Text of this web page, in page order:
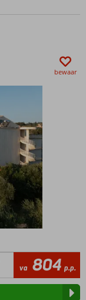
bewaar
va 804 p.p.